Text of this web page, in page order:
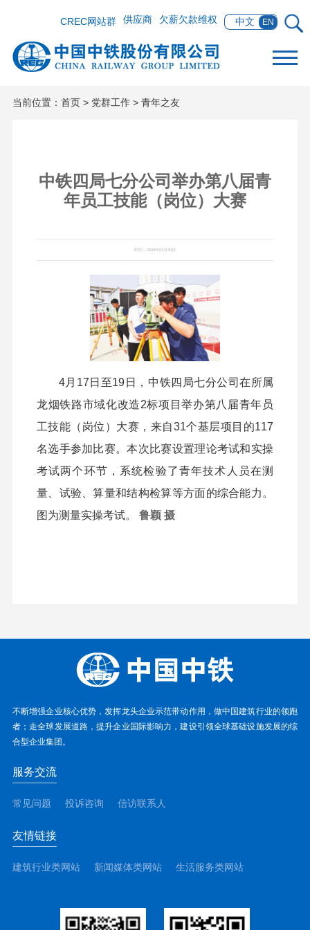
中文 EN
欠薪欠款维权
供应商
CREC网站群
当前位置： 首页> 党群工作> 青年之友
中铁四局七分公司举办第八届青
年员工技能（岗位）大赛
时间：2026年04月30日
4月17日至19日，中铁四局七分公司在所属
龙烟铁路市域化改造2标项目举办第八届青年员
工技能（岗位）大赛，来自31个基层项目的117
名选手参加比赛。本次比赛设置理论考试和实操
考试两个环节，系统检验了青年技术人员在测
量、试验、算量和结构检算等方面的综合能力。
图为测量实操考试。 鲁颖 摄
不断增强企业核心优势，发挥龙头企业示范带动作用，做中国建筑行业的领跑
者；走全球发展道路，提升企业国际影响力，建设引领全球基础设施发展的综
合型企业集团。
服务交流
常见问题 投诉咨询 信访联系人
友情链接
建筑行业类网站 新闻媒体类网站 生活服务类网站